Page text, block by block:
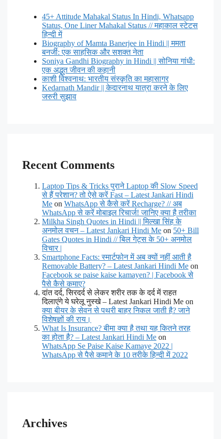
45+ Attitude Mahakal Status In Hindi, Whatsapp
Status, One Liner Mahakal Status // महाकाल स्टेटस
हिन्दी में
Biography of Mamta Banerjee in Hindi || ममता
बनर्जी: एक साहसिक और सशक्त नेता
Soniya Gandhi Biography in Hindi || सोनिया गांधी:
एक अद्भुत जीवन की कहानी
काशी विश्वनाथ: भारतीय संस्कृति का महासागर
Kedarnath Mandir || केदारनाथ यात्रा करने के लिए
जरुरी सुझाव
Recent Comments
Laptop Tips & Tricks पुराने Laptop की Slow Speed
से हैं परेशान? तो ऐसे करें Fast – Latest Jankari Hindi
Me on WhatsApp से कैसे करें Recharge? // अब
WhatsApp से करें मोबाइल रिचार्ज! जानिए क्या है तरीका
Milkha Singh Quotes in Hindi || मिल्खा सिंह के
अनमोल वचन – Latest Jankari Hindi Me on 50+ Bill
Gates Quotes in Hindi // बिल गेट्स के 50+ अनमोल
विचार |
Smartphone Facts: स्मार्टफोन में अब क्यों नहीं आती है
Removable Battery? – Latest Jankari Hindi Me on
Facebook se paise kaise kamayen? | Facebook से
पैसे कैसे कमाए?
दांत दर्द, सिरदर्द से लेकर शरीर तक के दर्द में राहत
दिलाएंगे ये घरेलू नुस्खे – Latest Jankari Hindi Me on
क्या बीयर के सेवन से पथरी बाहर निकल जाती है? जाने
विशेषज्ञों की राय।
What Is Insurance? बीमा क्या है तथा यह कितने तरह
का होता है? – Latest Jankari Hindi Me on
WhatsApp Se Paise Kaise Kamaye 2022 |
WhatsApp से पैसे कमाने के 10 तरीके हिन्दी में 2022
Archives